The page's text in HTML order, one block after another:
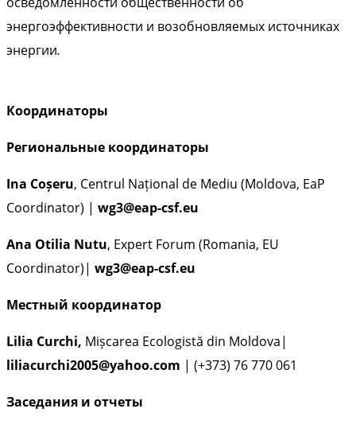
энергоэффективности и возобновляемых источниках
энергии.
Координаторы
Региональные координаторы
Ina Coșeru, Centrul Național de Mediu (Moldova, EaP
Coordinator) | wg3@eap-csf.eu
Ana Otilia Nutu, Expert Forum (Romania, EU
Coordinator)| wg3@eap-csf.eu
Местный координатор
Lilia Curchi, Mișcarea Ecologistă din Moldova|
liliacurchi2005@yahoo.com | (+373) 76 770 061
Заседания и отчеты